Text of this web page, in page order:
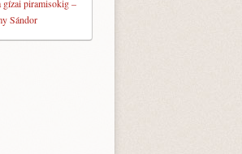
gízai piramisokig –
Sándor